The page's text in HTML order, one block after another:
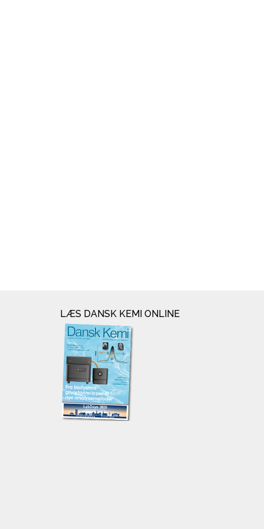
LÆS DANSK KEMI ONLINE